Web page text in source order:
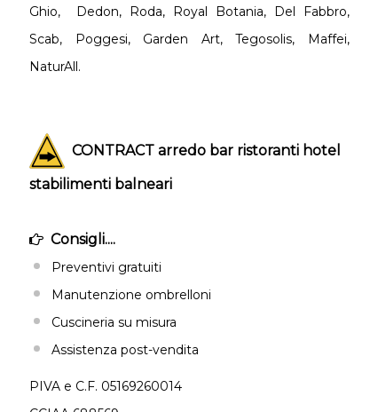
Ghio, Dedon, Roda, Royal Botania, Del Fabbro,
Scab, Poggesi, Garden Art, Tegosolis, Maffei,
NaturAll.
CONTRACT arredo bar ristoranti hotel
stabilimenti balneari
Consigli....
Preventivi gratuiti
Manutenzione ombrelloni
Cuscineria su misura
Assistenza post-vendita
PIVA e C.F. 05169260014